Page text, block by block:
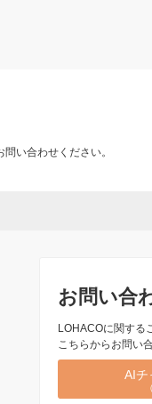
い合わせください。
お問い合
LOHACOに関する
こちらからお問い
AIチ